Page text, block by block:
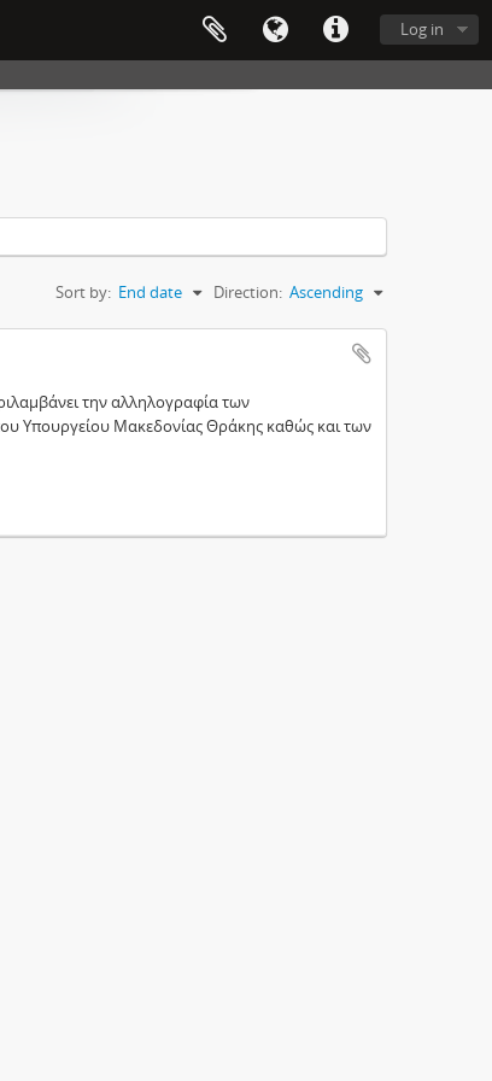
Log in
Sort by: End date Direction: Ascending
την αλληλογραφία των
Υπουργείου Μακεδονίας Θράκης καθώς και των